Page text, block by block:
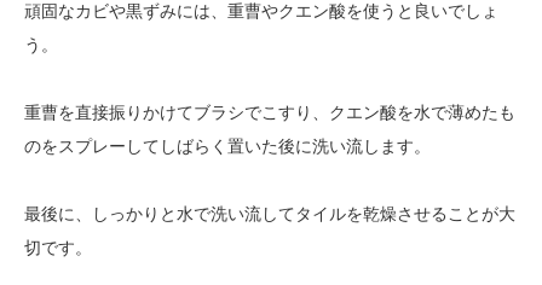
頑固なカビや黒ずみには、重曹やクエン酸を使うと良いでしょ
う。
重曹を直接振りかけてブラシでこすり、クエン酸を水で薄めたも
のをスプレーしてしばらく置いた後に洗い流します。
最後に、しっかりと水で洗い流してタイルを乾燥させることが大
切です。